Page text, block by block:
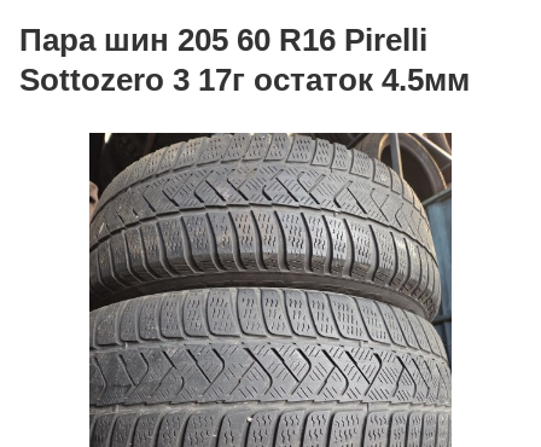
Пара шин 205 60 R16 Pirelli
Sottozero 3 17г остаток 4.5мм